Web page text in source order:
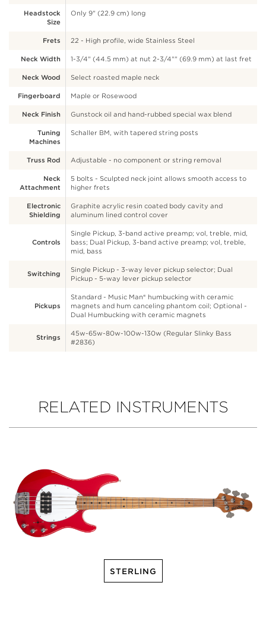
Headstock
Size
Only 9" (22.9 cm) long
Frets 22 - High profile, wide Stainless Steel
Neck Width 1-3/4" (44.5 mm) at nut 2-3/4"" (69.9 mm) at last fret
Neck Wood Select roasted maple neck
Fingerboard Maple or Rosewood
Neck Finish Gunstock oil and hand-rubbed special wax blend
Tuning
Machines
Schaller BM, with tapered string posts
Truss Rod Adjustable - no component or string removal
Neck
Attachment
5 bolts - Sculpted neck joint allows smooth access to
higher frets
Electronic
Shielding
Graphite acrylic resin coated body cavity and
aluminum lined control cover
Controls
Single Pickup, 3-band active preamp; vol, treble, mid,
bass; Dual Pickup, 3-band active preamp; vol, treble,
mid, bass
Switching
Single Pickup - 3-way lever pickup selector; Dual
Pickup - 5-way lever pickup selector
Pickups
Standard - Music Man® humbucking with ceramic
magnets and hum canceling phantom coil; Optional -
Dual Humbucking with ceramic magnets
Strings
45w-65w-80w-100w-130w (Regular Slinky Bass
#2836)
RELATED INSTRUMENTS
STERLING